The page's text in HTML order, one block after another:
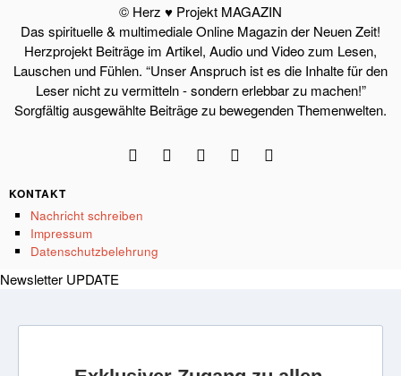
© Herz ♥ Projekt MAGAZIN
Das spirituelle & multimediale Online Magazin der Neuen Zeit!
Herzprojekt Beiträge im Artikel, Audio und Video zum Lesen,
Lauschen und Fühlen. “Unser Anspruch ist es die Inhalte für den
Leser nicht zu vermitteln - sondern erlebbar zu machen!”
Sorgfältig ausgewählte Beiträge zu bewegenden Themenwelten.
KONTAKT
Nachricht schreiben
Impressum
Datenschutzbelehrung
Newsletter UPDATE